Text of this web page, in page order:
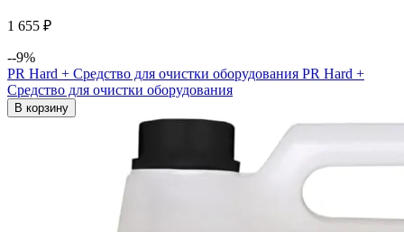
1 655 ₽
--9%
PR Hard + Средство для очистки оборудования PR Hard +
Средство для очистки оборудования
В корзину